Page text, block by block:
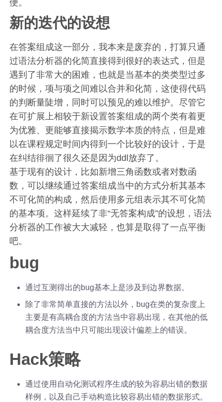
便。
新的迭代的设想
在答案组成这一部分，我本来是废弃的，打算只通
过语法分析器的化简直接得到很好的表达式，但是
遇到了非常大的困难，也就是当基本的类类型过多
的时候，项与项之间难以合并和化简，这使得代码
的判断量陡增，同时可以预见的难以维护。尽管它
在可扩展上相较于新设置答案组成的两个类有着更
为优雅、更能够直接揭示数学本质的特点，但是难
以在课程规定时间内得到一个比较好的设计，于是
在纠结徘徊了很久还是因为ddl放弃了。
基于现有的设计，比如新增三角函数或者对数函
数，可以继续通过答案组成当中的方式分析其基本
不可化简的构成，然后使用多元组表示其不可化简
的基本项。这样延续了非“无答案构成”的设想，语法
分析器的工作被大大减轻，也算是取得了一点平衡
吧。
bug
通过互测得出的bug基本上是涉及到边界数据。
除了非常简单直接的方法以外，bug在类的复杂度上
主要是有高耦合度的方法当中容易出现，在其他的低
耦合度方法当中只可能出现设计偏差上的错误。
Hack策略
通过使用自动化测试程序生成的较为容易出错的数据
样例，以及自己手动构造比较容易出错的数据形式。